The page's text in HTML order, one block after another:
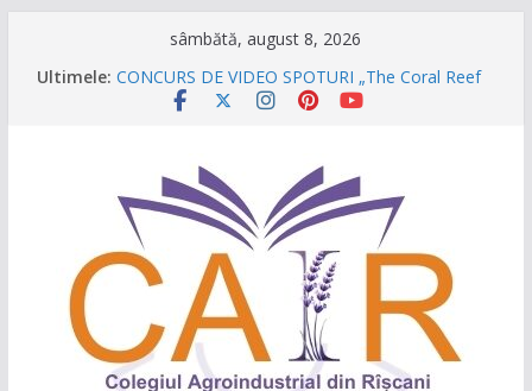
sâmbătă, august 8, 2026
Ultimele: și clipe de neuitat!
CONCURS DE VIDEO SPOTURI „The Coral Reef
acțiune!
Târgul regional „Viitorul e AgriCOOL”
Un capitol se încheie, iar un viitor plin de
oportunități începe!